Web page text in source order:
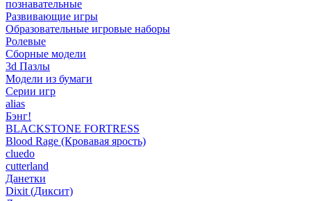
познавательные
Развивающие игры
Образовательные игровые наборы
Ролевые
Сборные модели
3d Пазлы
Модели из бумаги
Серии игр
alias
Бэнг!
BLACKSTONE FORTRESS
Blood Rage (Кровавая ярость)
cluedo
cutterland
Данетки
Dixit (Диксит)